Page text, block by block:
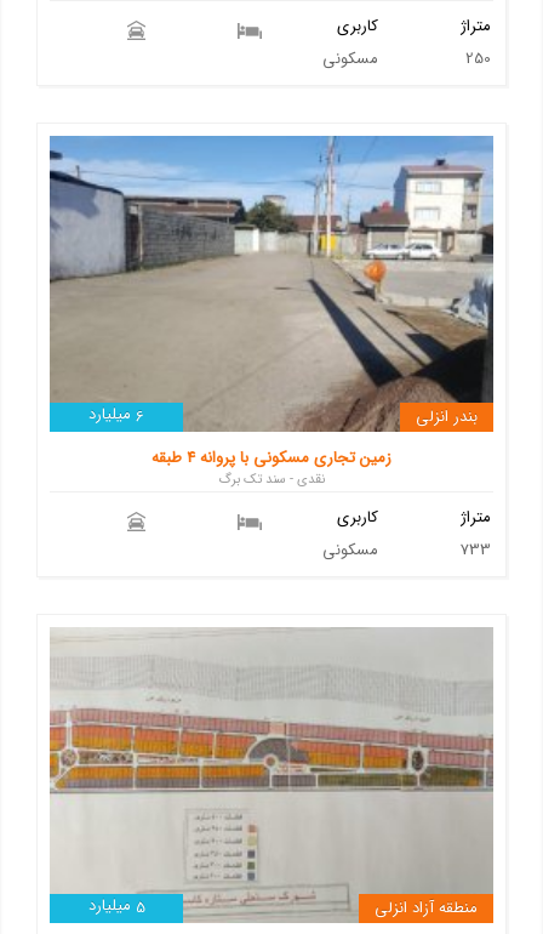
کاربری
مسکونی
متراژ
250
6 میلیارد
بندر انزلی
زمین تجاری مسکونی با پروانه 4 طبقه
نقدی - سند تک برگ
کاربری
مسکونی
متراژ
733
5 میلیارد
منطقه آزاد انزلی